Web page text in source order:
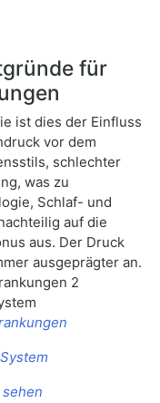
für
ist dies der Einfluss
vor dem
schlechter
was zu
Schlaf- und
auf die
aus. Der Druck
ausgeprägter an.
2